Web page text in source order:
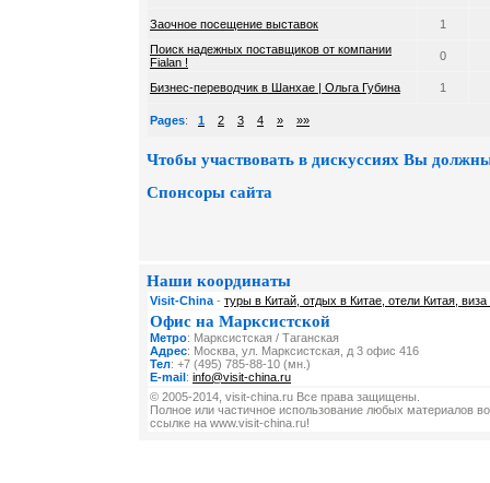
Заочное посещение выставок
1
Поиск надежных поставщиков от компании
Fialan !
0
Бизнес-переводчик в Шанхае | Ольга Губина 1
Pages: 1 2 3 4 » »»
Чтобы участвовать в дискуссиях Вы
Спонсоры сайта
Наши координаты
Visit-China - туры в Китай, отдых в Китае, отели Китая, виза
Офис на Марксистской
Метро: Марксистская / Таганская
Адрес: Москва, ул. Марксистская, д 3 офис 416
Тел: +7 (495) 785-88-10 (мн.)
E-mail: info@visit-china.ru
© 2005-2014, visit-china.ru Все права защищены.
Полное или частичное использование любых материалов
ссылке на www.visit-china.ru!